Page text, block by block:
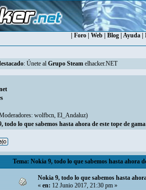
Foro Web Blog Ayuda
: Únete al Grupo Steamelhacker.NET
wolfbcn, El_Andaluz)
todo lo que sabemos hasta ahora de este tope de gama
Tema: Nokia 9, todo lo que sabemos hasta ahora
Nokia 9, todo lo que sabemos hasta
«en:12 Junio 2017, 21:30 pm »